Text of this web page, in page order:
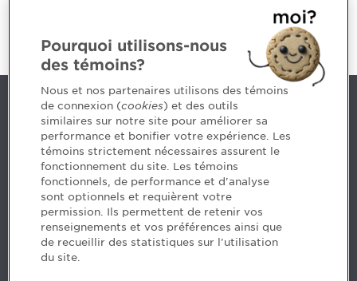
Website
Contact us
514 788-1376 1 800 363-4688 [3033]
emploiCPA@cpaquebec.ca
5, Place Ville Marie, bureau 800, Montréal
(Québec)H3B 2G2
www.cpaquebec.ca
Facebook – CPA
Pourquoi utilisons-nous
des témoins?
Nous et nos partenaires utilisons des témoins
de connexion (cookies) et des outils
similaires sur notre site pour améliorer sa
performance et bonifier votre expérience. Les
témoins strictement nécessaires assurent le
fonctionnement du site. Les témoins
fonctionnels, de performance et d'analyse
sont optionnels et requièrent votre
permission. Ils permettent de retenir vos
renseignements et vos préférences ainsi que
de recueillir des statistiques sur l'utilisation
du site.